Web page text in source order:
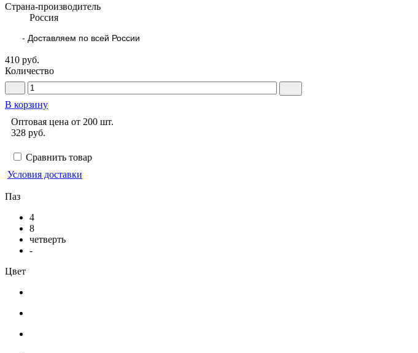
Страна-производитель
Россия
- Доставляем по всей России
410 руб.
Количество
В корзину
Оптовая цена от 200 шт.
328 руб.
Сравнить товар
Условия доставки
Паз
4
8
четверть
-
Цвет